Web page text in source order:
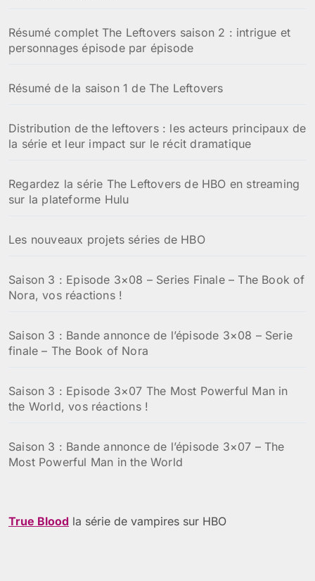
Résumé complet The Leftovers saison 2 : intrigue et
personnages épisode par épisode
Résumé de la saison 1 de The Leftovers
Distribution de the leftovers : les acteurs principaux de
la série et leur impact sur le récit dramatique
Regardez la série The Leftovers de HBO en streaming
sur la plateforme Hulu
Les nouveaux projets séries de HBO
Saison 3 : Episode 3×08 – Series Finale – The Book of
Nora, vos réactions !
Saison 3 : Bande annonce de l’épisode 3×08 – Serie
finale – The Book of Nora
Saison 3 : Episode 3×07 The Most Powerful Man in
the World, vos réactions !
Saison 3 : Bande annonce de l’épisode 3×07 – The
Most Powerful Man in the World
True Blood la série de vampires sur HBO